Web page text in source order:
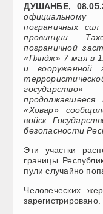
ДУШАНБЕ,
пограничных
провинции
пограничной
«Пяндж» 7 мая в
и вооруженной
государство»
«Ховар»
войск
безопасности
Эти участки
границы
пули случайно
Человеческих
зарегистрировано.